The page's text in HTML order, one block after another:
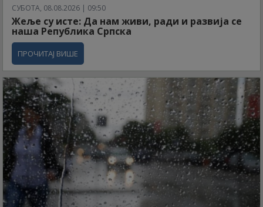
СУБОТА, 08.08.2026 | 09:50
Жеље су исте: Да нам живи, ради и развија се
наша Република Српска
ПРОЧИТАЈ ВИШЕ